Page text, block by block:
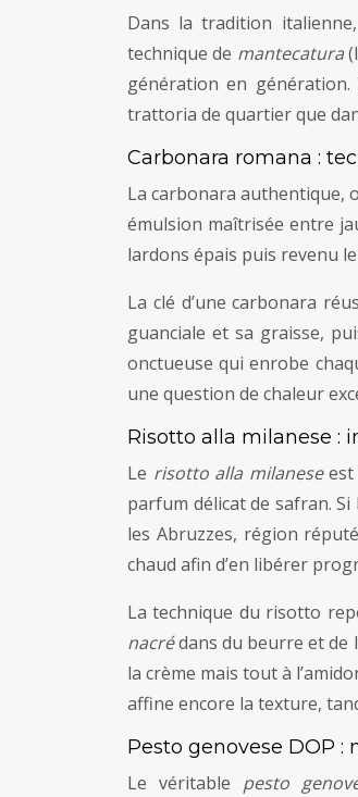
Dans la tradition
technique de mantecatura
génération en
trattoria de quartier que
Carbonara romana :
La carbonara authentique,
émulsion maîtrisée entre
lardons épais puis revenu
La clé d’une carbonara
guanciale et sa graisse,
onctueuse qui enrobe
une question de chaleur
Risotto alla milanese :
Le risotto alla milaneseest
parfum délicat de safran.
les Abruzzes, région
chaud afin d’en libérer
La technique du risotto
nacrédans du beurre et de
la crème mais tout à
affine encore la texture,
Pesto genovese DOP
Le véritable pesto